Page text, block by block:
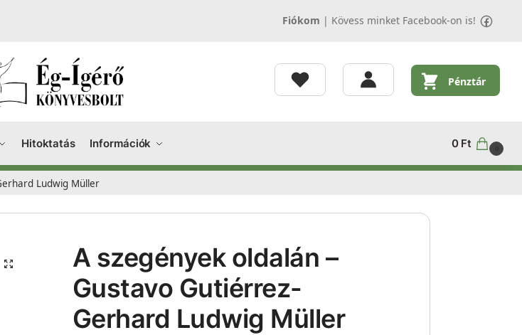
Fiókom | Kövess minket Facebook-on is!
Pénztár
Hitoktatás Információk 0 Ft 0
Ludwig Müller
A szegények oldalán –
Gustavo Gutiérrez-
Gerhard Ludwig Müller